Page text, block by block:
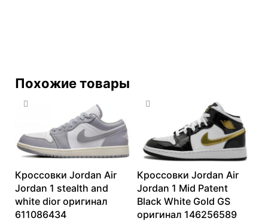
Похожие товары
Кроссовки Jordan Air
Jordan 1 stealth and
white dior оригинал
611086434
Кроссовки Jordan Air
Jordan 1 Mid Patent
Black White Gold GS
оригинал 146256589